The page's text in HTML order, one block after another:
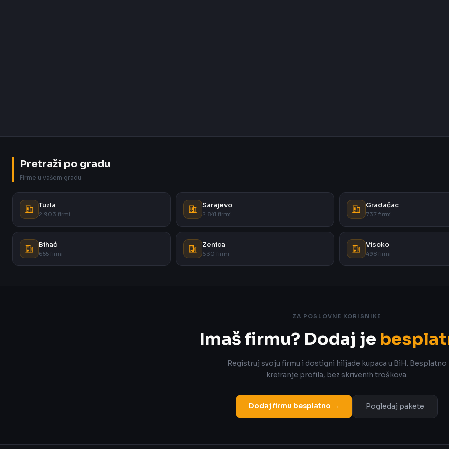
Pretraži po gradu
Firme u vašem gradu
Tuzla
2.903 firmi
Sarajevo
2.841 firmi
Gradačac
737 firmi
Bihać
655 firmi
Zenica
630 firmi
Visoko
498 firmi
ZA POSLOVNE KORISNIKE
Imaš firmu? Dodaj je
Registruj svoju firmu i dostigni hiljade kupaca u BiH. Besplatno
kreiranje profila, bez skrivenih troškova.
Dodaj firmu besplatno → Pogledaj pakete